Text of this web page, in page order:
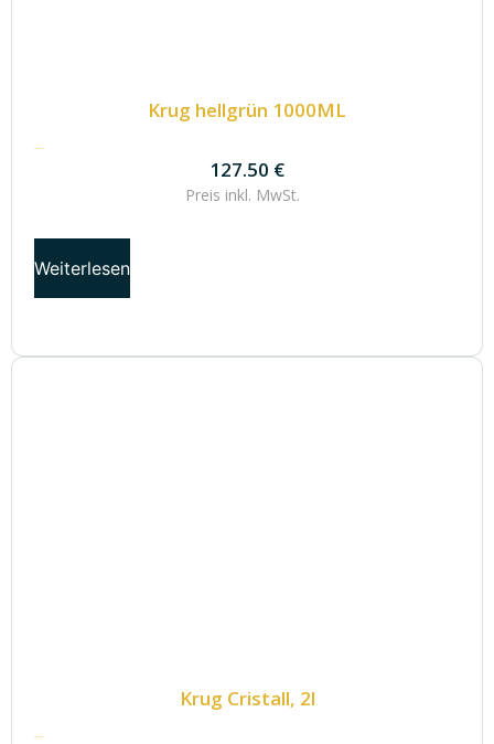
Krug hellgrün 1000ML
127.50 €
127.50 €
Preis inkl. MwSt.
Weiterlesen
Krug Cristall, 2l
137.50 €